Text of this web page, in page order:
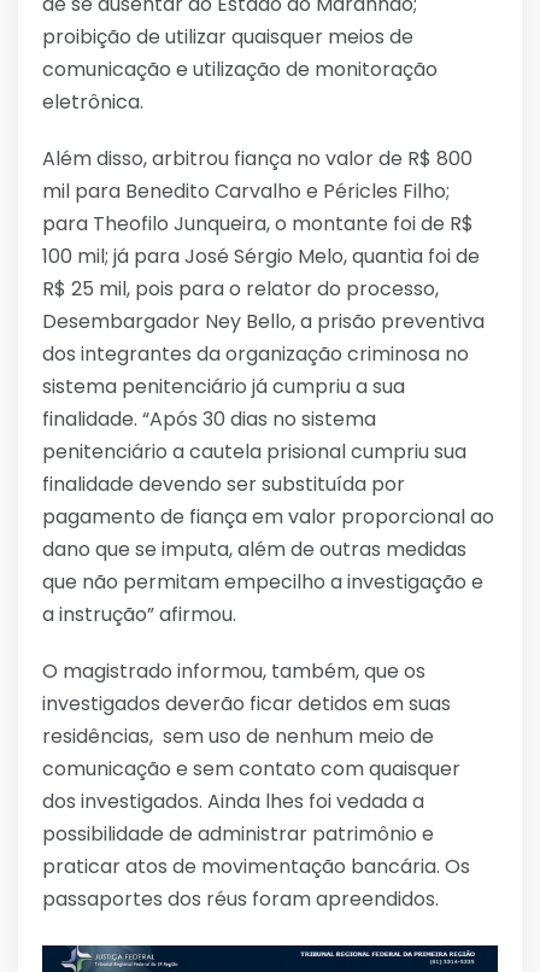
proibição de utilizar quaisquer meios de
comunicação e utilização de monitoração
eletrônica.
Além disso, arbitrou fiança no valor de R$ 800
mil para Benedito Carvalho e Péricles Filho;
para Theofilo Junqueira, o montante foi de R$
100 mil; já para José Sérgio Melo, quantia foi de
R$ 25 mil, pois para o relator do processo,
Desembargador Ney Bello, a prisão preventiva
dos integrantes da organização criminosa no
sistema penitenciário já cumpriu a sua
finalidade. “Após 30 dias no sistema
penitenciário a cautela prisional cumpriu sua
finalidade devendo ser substituída por
pagamento de fiança em valor proporcional ao
dano que se imputa, além de outras medidas
que não permitam empecilho a investigação e
a instrução” afirmou.
O magistrado informou, também, que os
investigados deverão ficar detidos em suas
residências, sem uso de nenhum meio de
comunicação e sem contato com quaisquer
dos investigados. Ainda lhes foi vedada a
possibilidade de administrar patrimônio e
praticar atos de movimentação bancária. Os
passaportes dos réus foram apreendidos.